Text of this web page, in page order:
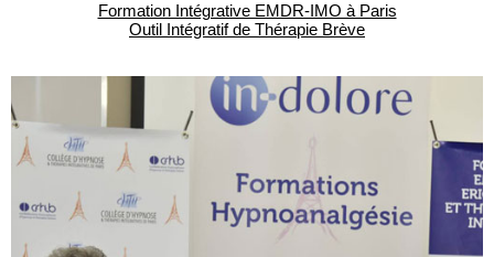
Formation Intégrative EMDR-IMO à Paris
Outil Intégratif de Thérapie Brève